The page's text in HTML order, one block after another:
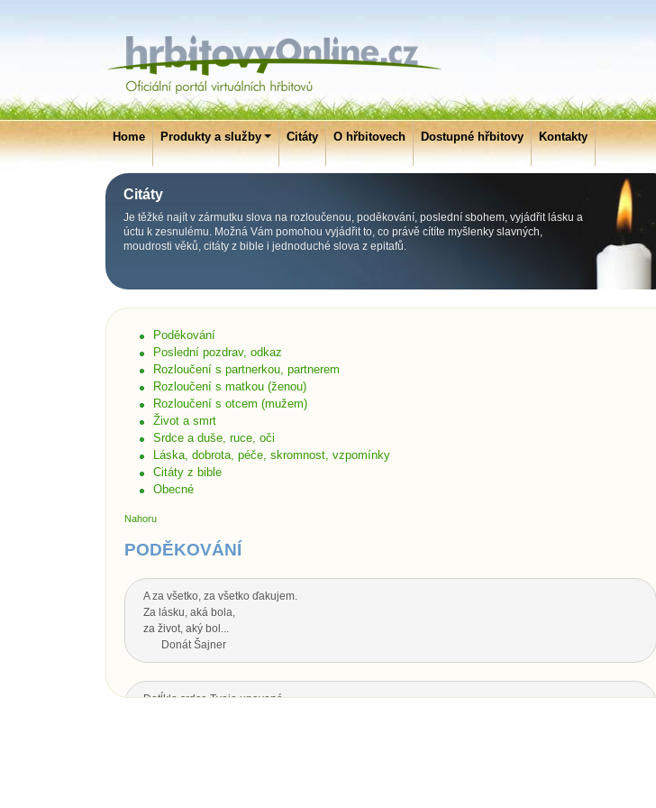
Home Produkty a služby Citáty O hřbitovech Dostupné hřbitovy Kontakty
Citáty
Je těžké najít v zármutku slova na rozloučenou, poděkování, poslední sbohem, vyjádřit lásku a
úctu k zesnulému. Možná Vám pomohou vyjádřit to, co právě cítíte myšlenky slavných,
moudrosti věků, citáty z bible i jednoduché slova z epitafů.
Poděkování
Poslední pozdrav, odkaz
Rozloučení s partnerkou, partnerem
Rozloučení s matkou (ženou)
Rozloučení s otcem (mužem)
Život a smrt
Srdce a duše, ruce, oči
Láska, dobrota, péče, skromnost, vzpomínky
Citáty z bible
Obecné
Nahoru
PODĚKOVÁNÍ
A za všetko, za všetko ďakujem.
Za lásku, aká bola,
za život, aký bol...
Donát Šajner
Dotĺklo srdce Tvoje unavené,